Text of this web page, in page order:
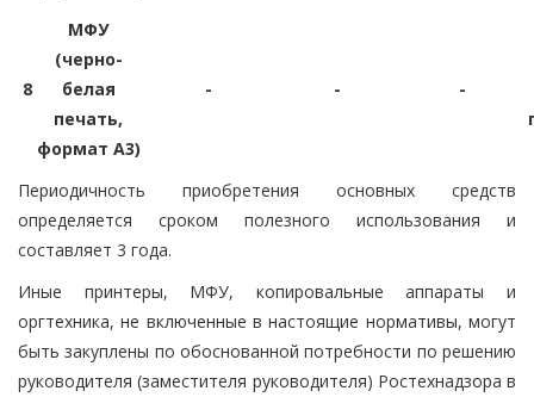
8
МФУ
(черно-
белая
печать,
формат A3)
- -
-
Периодичность приобретения основных средств
определяется сроком полезного использования и
составляет 3 года.
Иные принтеры, МФУ, копировальные аппараты и
оргтехника, не включенные в настоящие нормативы, могут
быть закуплены по обоснованной потребности по решению
руководителя (заместителя руководителя) Ростехнадзора в